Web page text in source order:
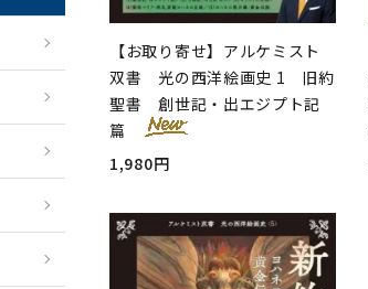
【お取り寄せ】アルケミスト
双書 光の西洋絵画史 1 旧約
聖書 創世記・出エジプト記
篇
1,980円